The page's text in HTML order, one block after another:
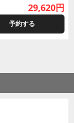
29,620円
予約する